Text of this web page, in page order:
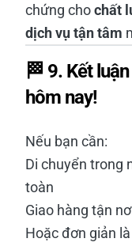
chứng chochất
dịch vụ tận tâm
🏁 9. Kết
hôm nay!
Nếu bạn cần:
Di chuyển trong
toàn
Giao hàng tận
Hoặc đơn giản